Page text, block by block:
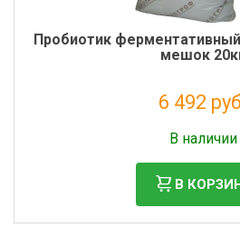
Пробиотик
мешок
6 492
В наличии
В